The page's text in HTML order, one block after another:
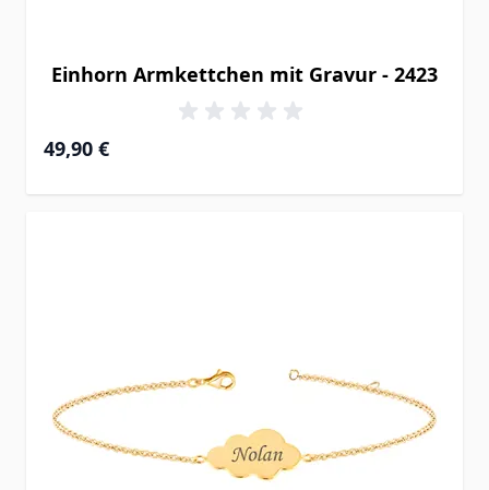
Einhorn Armkettchen mit Gravur - 2423
49,90 €